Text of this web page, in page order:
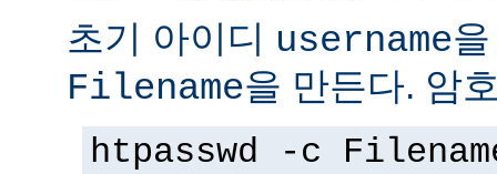
초기 아이디 username
Filename을 만든다. 암
htpasswd -c